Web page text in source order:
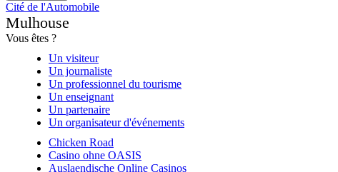
Cité de l'Automobile
Mulhouse
Vous êtes ?
Un visiteur
Un journaliste
Un professionnel du tourisme
Un enseignant
Un partenaire
Un organisateur d'événements
Chicken Road
Casino ohne OASIS
Auslaendische Online Casinos